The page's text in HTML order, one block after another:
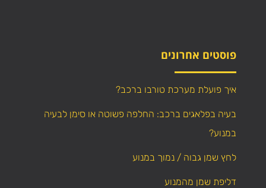
פוסטים אחרונים
איך פועלת מערכת טורבו ברכב?
בעיה בפלאגים ברכב: החלפה פשוטה או סימן לבעיה
במנוע?
לחץ שמן גבוה / נמוך במנוע
דליפת שמן מהמנוע